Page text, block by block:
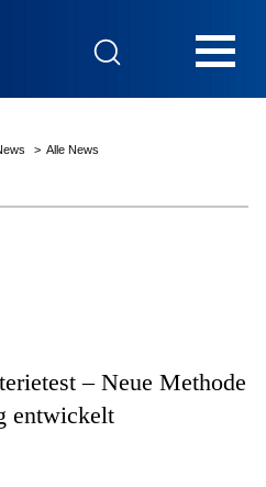
Alle News
– Neue Methode
entwickelt